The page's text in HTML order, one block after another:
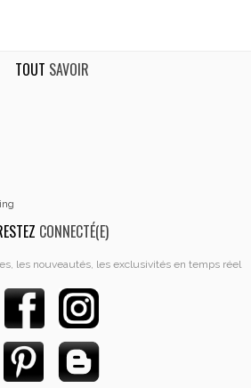
TOUT SAVOIR
CONNECTÉ(E)
les nouveautés, les exclusivités en temps réel